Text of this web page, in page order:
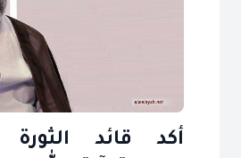
أكد قائد الثورة